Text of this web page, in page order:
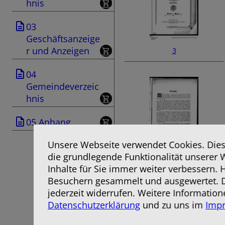
hnis
03
Geschäftsanzeige
r und Anzeigen
04
Gemeindeverzeic
hnis
05 Anhang
3
5
Unsere Webseite verwendet Cookies.
die grundlegende Funktionalität unserer
Inhalte für Sie immer weiter verbessern.
Besuchern gesammelt und ausgewertet.
jederzeit widerrufen. Weitere
Datenschutzerklärung und zu uns im